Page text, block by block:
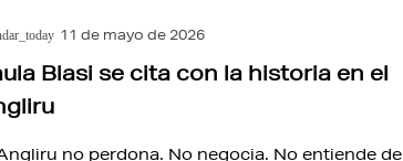
11 de mayo de 2026
Blasi se cita con la historia en el
no perdona. No negocia. No entiende de